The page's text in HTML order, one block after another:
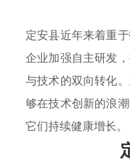
定安县近年来着重于
企业加强自主研发
与技术的双向转化
够在技术创新的浪
它们持续健康增长。